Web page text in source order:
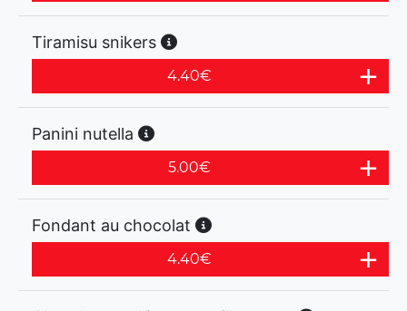
Tiramisu snikers
4.40€
Panini nutella
5.00€
Fondant au chocolat
4.40€